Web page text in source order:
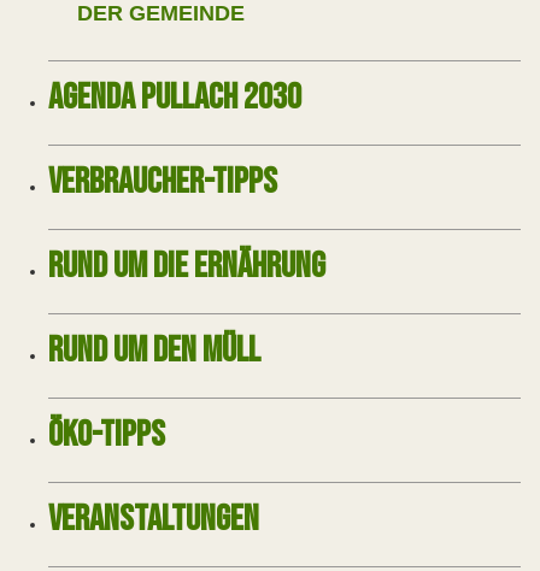
DER GEMEINDE
AGENDA PULLACH 2030
VERBRAUCHER-TIPPS
RUND UM DIE ERNÄHRUNG
RUND UM DEN MÜLL
ÖKO-TIPPS
VERANSTALTUNGEN